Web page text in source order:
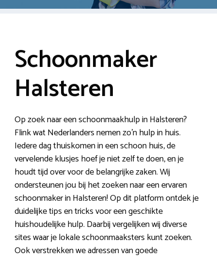
Schoonmaker
Halsteren
Op zoek naar een schoonmaakhulp in Halsteren?
Flink wat Nederlanders nemen zo’n hulp in huis.
Iedere dag thuiskomen in een schoon huis, de
vervelende klusjes hoef je niet zelf te doen, en je
houdt tijd over voor de belangrijke zaken. Wij
ondersteunen jou bij het zoeken naar een ervaren
schoonmaker in Halsteren! Op dit platform ontdek je
duidelijke tips en tricks voor een geschikte
huishoudelijke hulp. Daarbij vergelijken wij diverse
sites waar je lokale schoonmaaksters kunt zoeken.
Ook verstrekken we adressen van goede